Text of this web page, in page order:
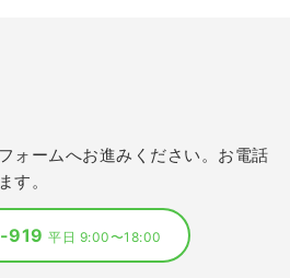
ォームへお進みください。お電話
す。
919平日 9:00〜18:00